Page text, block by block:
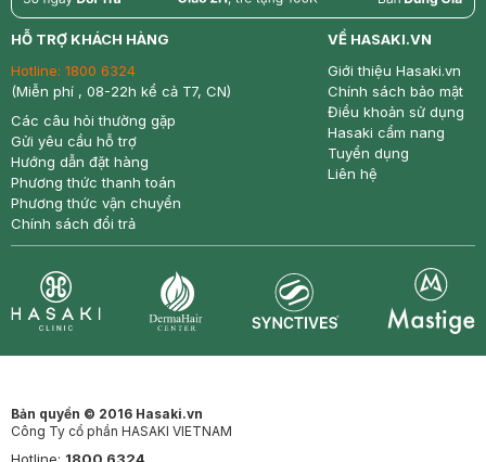
return nowfree price
HỖ TRỢ KHÁCH HÀNG
Hotline: 1800 6324
(Miễn phí , 08-22h kể cả T7, CN)
Các câu hỏi thường gặp
Gửi yêu cầu hỗ trợ
Hướng dẫn đặt hàng
Phương thức thanh toán
Phương thức vận chuyển
Chính sách đổi trả
VỀ HASAKI.VN
Giới thiệu Hasaki.vn
Chính sách bảo mật
Điều khoản sử dụng
Hasaki cẩm nang
Tuyển dụng
Liên hệ
Bản quyền © 2016 Hasaki.vn
Công Ty cổ phần HASAKI VIETNAM